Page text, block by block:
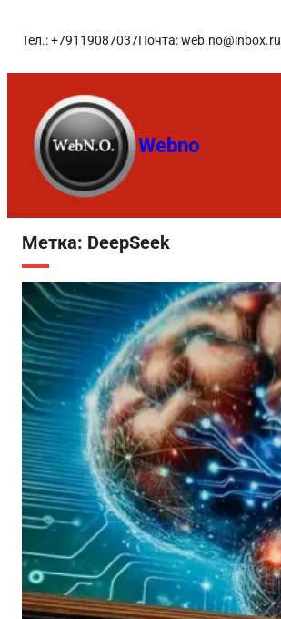
Тел.: +79119087037Почта: web.no@inbox.ru
Webno
Метка: DeepSeek